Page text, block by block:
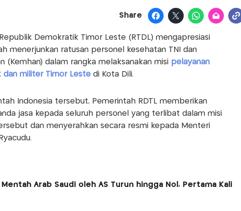
Share
Demokratik Timor Leste (RTDL) mengapresiasi
menerjunkan ratusan personel kesehatan TNI dan
(Kemhan) dalam rangka melaksanakan misi pelayanan
dan militer Timor Leste di Kota Dili.
Indonesia tersebut, Pemerintah RDTL memberikan
jasa kepada seluruh personel yang terlibat dalam misi
dan menyerahkan secara resmi kepada Menteri
Mentah Arab Saudi oleh AS Turun hingga Nol, Pertama Kali